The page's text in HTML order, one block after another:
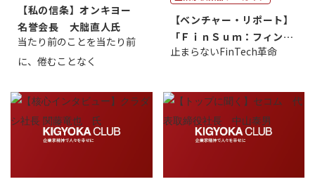
【私の信条】オンキヨー
名誉会長 大朏直人氏
当たり前のことを当たり前
に、倦むことなく
【ベンチャー・リポート】
「ＦｉｎＳｕｍ：フィンテ
ック・サミッ...
止まらないFinTech革命